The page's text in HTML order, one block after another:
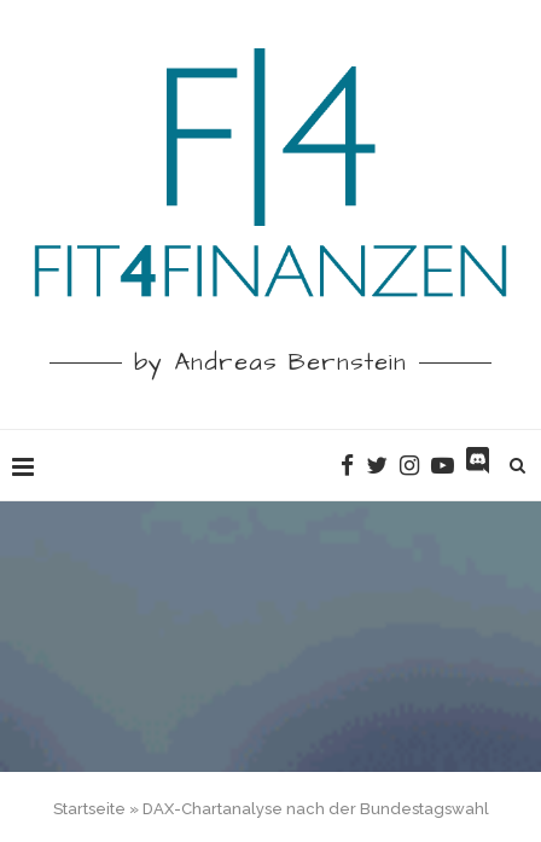
by Andreas Bernstein
Startseite » DAX-Chartanalyse nach der Bundestagswahl